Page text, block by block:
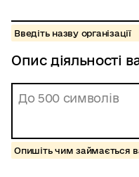
Введіть назву організації
Опис діяльності
Опишіть чим займається